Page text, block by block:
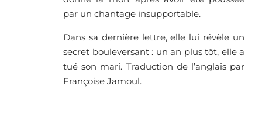
par un chantage insupportable.
Dans sa dernière lettre, elle lui révèle un
secret bouleversant : un an plus tôt, elle a
tué son mari. Traduction de l’anglais par
Françoise Jamoul.